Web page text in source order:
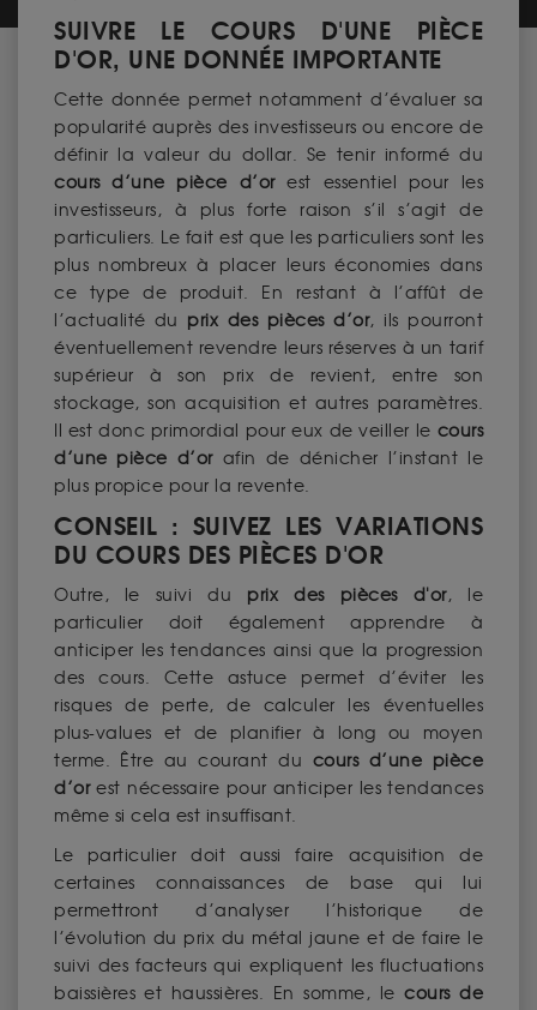
SUIVRE LE COURS D'UNE PIÈCE
D'OR, UNE DONNÉE IMPORTANTE
Cette donnée permet notamment d’évaluer sa
popularité auprès des investisseurs ou encore de
définir la valeur du dollar. Se tenir informé du
cours d’une pièce d’orest essentiel pour les
investisseurs, à plus forte raison s’il s’agit de
particuliers. Le fait est que les particuliers sont les
plus nombreux à placer leurs économies dans
ce type de produit. En restant à l’affût de
l’actualité du prix des pièces d’or, ils pourront
éventuellement revendre leurs réserves à un tarif
supérieur à son prix de revient, entre son
stockage, son acquisition et autres paramètres.
Il est donc primordial pour eux de veiller le cours
d’une pièce d’orafin de dénicher l’instant le
plus propice pour la revente.
CONSEIL : SUIVEZ LES VARIATIONS
DU COURS DES PIÈCES D'OR
Outre, le suivi du prix des pièces d'or, le
particulier doit également apprendre à
anticiper les tendances ainsi que la progression
des cours. Cette astuce permet d’éviter les
risques de perte, de calculer les éventuelles
plus-values et de planifier à long ou moyen
terme. Être au courant du cours d’une pièce
d’orest nécessaire pour anticiper les tendances
même si cela est insuffisant.
Le particulier doit aussi faire acquisition de
certaines connaissances de base qui lui
permettront d’analyser l’historique de
l’évolution du prix du métal jaune et de faire le
suivi des facteurs qui expliquent les fluctuations
baissières et haussières. En somme, lecours de